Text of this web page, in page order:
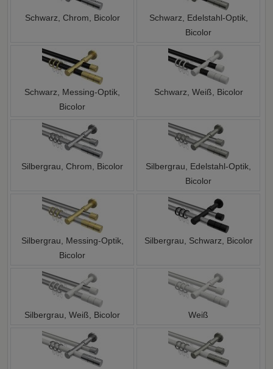
Schwarz, Chrom, Bicolor
Schwarz, Edelstahl-Optik,
Bicolor
Schwarz, Messing-Optik,
Bicolor
Schwarz, Weiß, Bicolor
Silbergrau, Chrom, Bicolor
Silbergrau, Edelstahl-Optik,
Bicolor
Silbergrau, Messing-Optik,
Bicolor
Silbergrau, Schwarz, Bicolor
Silbergrau, Weiß, Bicolor Weiß